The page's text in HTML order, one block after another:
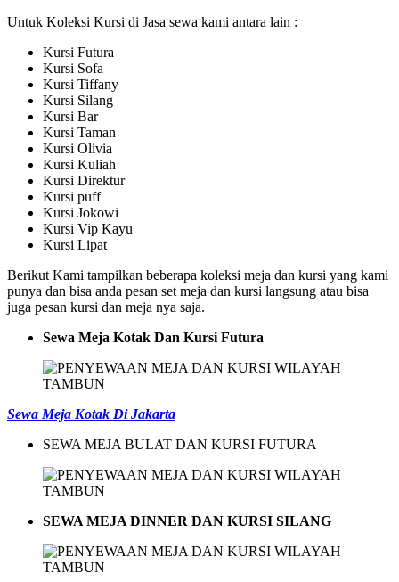
Untuk Koleksi Kursi di Jasa sewa kami antara lain :
Kursi Futura
Kursi Sofa
Kursi Tiffany
Kursi Silang
Kursi Bar
Kursi Taman
Kursi Olivia
Kursi Kuliah
Kursi Direktur
Kursi puff
Kursi Jokowi
Kursi Vip Kayu
Kursi Lipat
Berikut Kami tampilkan beberapa koleksi meja dan kursi yang kami
punya dan bisa anda pesan set meja dan kursi langsung atau bisa
juga pesan kursi dan meja nya saja.
Sewa Meja Kotak Dan Kursi Futura
Sewa Meja Kotak Di Jakarta
SEWA MEJA BULAT DAN KURSI FUTURA
SEWA MEJA DINNER DAN KURSI SILANG